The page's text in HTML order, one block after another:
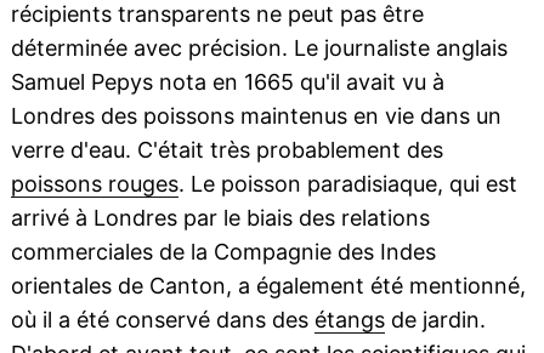
récipients transparents ne peut pas être
déterminée avec précision. Le journaliste anglais
Samuel Pepys nota en 1665 qu'il avait vu à
Londres des poissons maintenus en vie dans un
verre d'eau. C'était très probablement des
poissons rouges. Le poisson paradisiaque, qui est
arrivé à Londres par le biais des relations
commerciales de la Compagnie des Indes
orientales de Canton, a également été mentionné,
où il a été conservé dans des étangsde jardin.